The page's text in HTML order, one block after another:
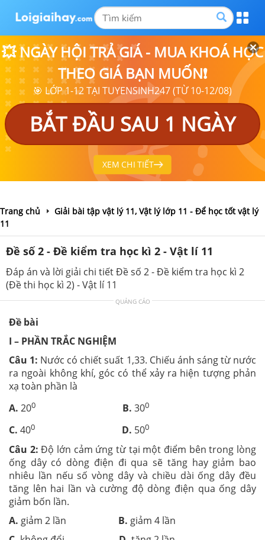
💥 NGÀY HỘI TRẢ GIÁ - MUA KHOÁ HỌC
THEO GIÁ BẠN MUỐN❗
🎯 LỚP 1-12 TẠI TUYENSINH247 (TỪ 10-12/08)
BẮT ĐẦU SAU 1 NGÀY
XEM CHI TIẾT
Trang chủ
Giải bài tập vật lý 11, Vật lý lớp 11 - Để học tốt vật lý
11
Đề số 2 - Đề kiểm tra học kì 2 - Vật lí 11
Đáp án và lời giải chi tiết Đề số 2 - Đề kiểm tra học kì 2
(Đề thi học kì 2) - Vật lí 11
QUẢNG CÁO
Đề bài
I – PHẦN TRẮC NGHIỆM
Câu 1: Nước có chiết suất 1,33. Chiếu ánh sáng từ nước
ra ngoài không khí, góc có thể xảy ra hiện tượng phản
xạ toàn phần là
A. 200 B. 300
C. 400 D. 500
Câu 2: Độ lớn cảm ứng từ tại một điểm bên trong lòng
ống dây có dòng điện đi qua sẽ tăng hay giảm bao
nhiêu lần nếu số vòng dây và chiều dài ống dây đều
tăng lên hai lần và cường độ dòng điện qua ống dây
giảm bốn lần.
A. giảm 2 lần B. giảm 4 lần